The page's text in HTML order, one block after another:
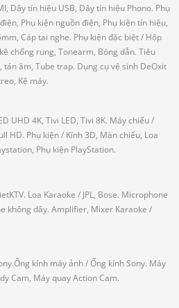
Dây tín hiệu USB, Dây tín hiệu Phono. Phụ
Phụ kiện nguồn điện, Phụ kiện tín hiệu,
Cáp tai nghe. Phụ kiện đặc biệt/ Hộp
chống rung, Tonearm, Bóng dẫn. Tiêu
tán âm, Tube trap. Dụng cụ vệ sinh DeOxit
Kệ máy.
UHD 4K, Tivi LED, Tivi 8K. Máy chiếu/
HD. Phụ kiện/ Kính 3D, Màn chiếu, Loa
Phụ kiện PlayStation.
Loa Karaoke / JPL, Bose. Microphone
không dây. Amplifier, Mixer Karaoke /
kính máy ảnh / Ống kính Sony. Máy
Cam, Máy quay Action Cam.